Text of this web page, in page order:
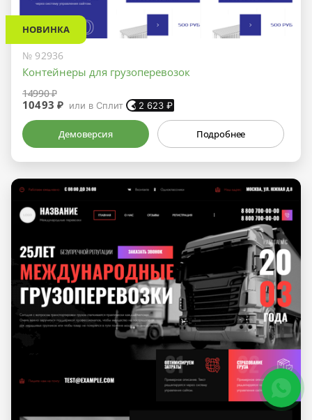
НОВИНКА
№ 92936
Контейнеры для грузоперевозок
14990 ₽
10493 ₽ или в Сплит 2 623 ₽
Демоверсия Подробнее